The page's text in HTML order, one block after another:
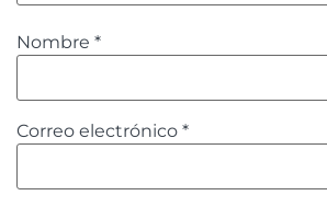
Nombre *
Correo electrónico *